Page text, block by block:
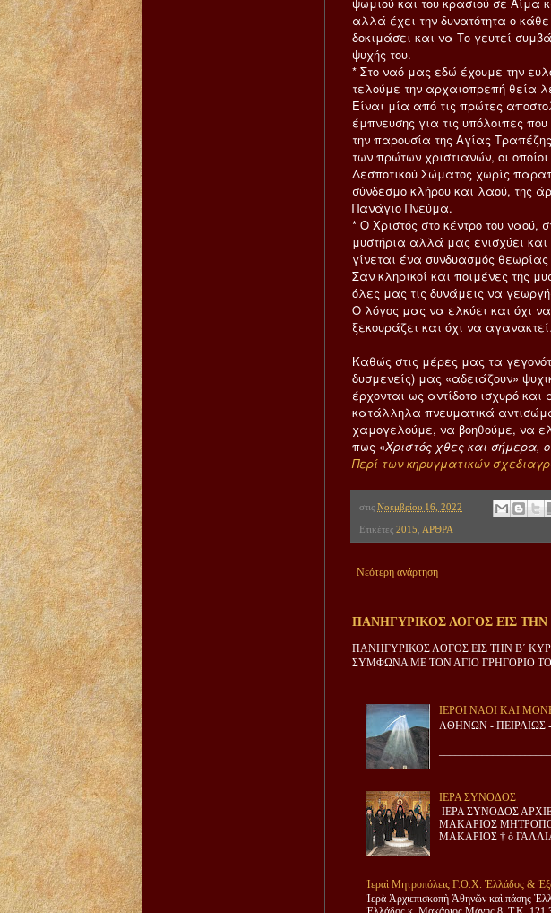
ψωμιού και του κρασιού σε Αίμα
αλλά έχει την δυνατότητα ο
δοκιμάσει και να Το γευτεί
ψυχής του.
* Στο ναό μας εδώ έχουμε την
τελούμε την αρχαιοπρεπή θεία
Είναι μία από τις πρώτες
έμπνευσης για τις υπόλοιπες
την παρουσία της Αγίας
των πρώτων χριστιανών, οι
Δεσποτικού Σώματος χωρίς
σύνδεσμο κλήρου και λαού, της
Πανάγιο Πνεύμα.
* Ο Χριστός στο κέντρο του
μυστήρια αλλά μας ενισχύει
γίνεται ένα συνδυασμός
Σαν κληρικοί και ποιμένες της
όλες μας τις δυνάμεις να
Ο λόγος μας να ελκύει και όχι
ξεκουράζει και όχι να
Καθώς στις μέρες μας τα
δυσμενείς) μας «αδειάζουν»
έρχονται ως αντίδοτο ισχυρό
κατάλληλα πνευματικά
χαμογελούμε, να βοηθούμε, να
πως «Χριστός χθες και σήμερα,
Περί των κηρυγματικών
στις Νοεμβρίου 16, 2022
Ετικέτες 2015 ΑΡΘΡΑ
Νεότερη ανάρτηση
ΠΑΝΗΓΥΡΙΚΟΣ ΛΟΓΟΣ ΕΙΣ
ΠΑΝΗΓΥΡΙΚΟΣ ΛΟΓΟΣ ΕΙΣ ΤΗΝ Β΄
ΣΥΜΦΩΝΑ ΜΕ ΤΟΝ ΑΓΙΟ ΓΡΗΓΟΡΙΟ
ΙΕΡΟΙ ΝΑΟΙ ΚΑΙ
ΑΘΗΝΩΝ - ΠΕΙΡΑΙΩΣ
ΙΕΡΑ ΣΥΝΟΔΟΣ
ΙΕΡΑ ΣΥΝΟΔΟΣ
ΜΑΚΑΡΙΟΣ
ΜΑΚΑΡΙΟΣ † ὁ
Ἱεραὶ Μητροπόλεις Γ.Ο.Χ. Ἑλλάδος &
Ἱερὰ Ἀρχιεπισκοπὴ Ἀθηνῶν καὶ πάσης